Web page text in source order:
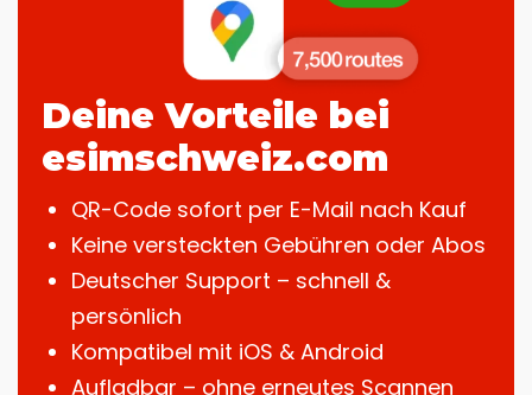
Deine Vorteile bei
esimschweiz.com
QR-Code sofort per E-Mail nach Kauf
Keine versteckten Gebühren oder Abos
Deutscher Support – schnell &
persönlich
Kompatibel mit iOS & Android
Aufladbar – ohne erneutes Scannen